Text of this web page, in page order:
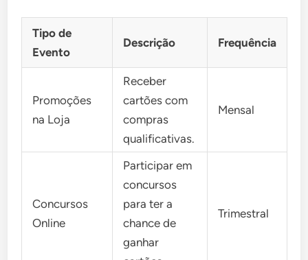
Tipo de
Evento
Descrição Frequência
Promoções
na Loja
Receber
cartões com
compras
qualificativas.
Mensal
Concursos
Online
Participar em
concursos
para ter a
chance de
ganhar
Trimestral